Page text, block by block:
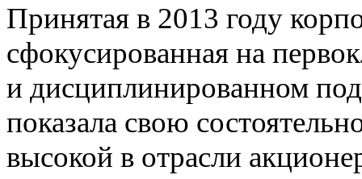
Принятая в 2013 году
сфокусированная на
и дисциплинированном
показала свою
высокой в отрасли